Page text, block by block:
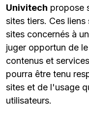
Univitech propose
sites tiers. Ces
sites concernés à
juger opportun de
contenus et
pourra être tenu
sites et de l'usage
utilisateurs.